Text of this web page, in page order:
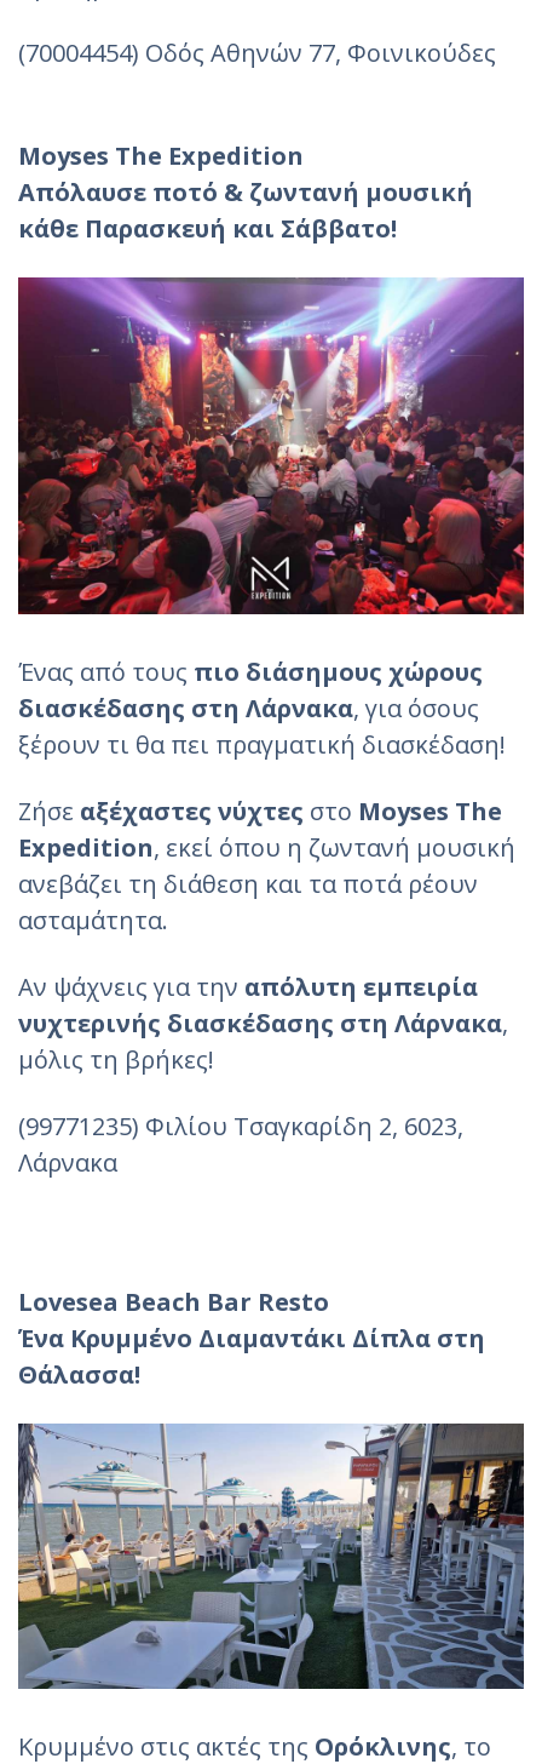
(70004454) Οδός Αθηνών 77, Φοινικούδες
Moyses The Expedition
Απόλαυσε ποτό & ζωντανή μουσική
κάθε Παρασκευή και Σάββατο!
Ένας από τους πιο διάσημους χώρους
διασκέδασης στη Λάρνακα, για όσους
ξέρουν τι θα πει πραγματική διασκέδαση!
Ζήσε αξέχαστες νύχτες στο Moyses The
Expedition, εκεί όπου η ζωντανή μουσική
ανεβάζει τη διάθεση και τα ποτά ρέουν
ασταμάτητα.
Αν ψάχνεις για την απόλυτη εμπειρία
νυχτερινής διασκέδασης στη Λάρνακα,
μόλις τη βρήκες!
(99771235) Φιλίου Τσαγκαρίδη 2, 6023,
Λάρνακα
Lovesea Beach Bar Resto
Ένα Κρυμμένο Διαμαντάκι Δίπλα στη
Θάλασσα!
Κρυμμένο στις ακτές της Ορόκλινης, το